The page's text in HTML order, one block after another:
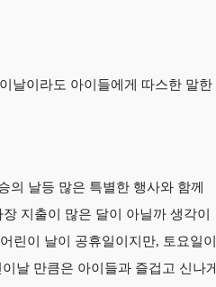
날이라도 아이들에게 따스한 말한
의 날등 많은 특별한 행사와 함께
지출이 많은 달이 아닐까 생각이
린이 날이 공휴일이지만, 토요일이
날 만큼은 아이들과 즐겁고 신나게